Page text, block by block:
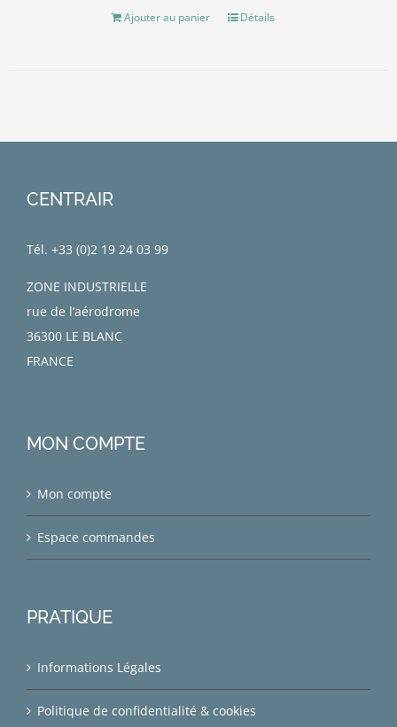
Ajouter au panier Détails
CENTRAIR
Tél. +33 (0)2 19 24 03 99
ZONE INDUSTRIELLE
rue de l’aérodrome
36300 LE BLANC
FRANCE
MON COMPTE
Mon compte
Espace commandes
PRATIQUE
Informations Légales
Politique de confidentialité & cookies